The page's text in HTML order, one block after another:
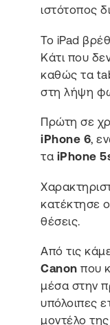
ιστότοπος
Το iPad
Κάτι που
καθώς τα
στη λήψη
Πρώτη σε
iPhone 6,
τα iPhone
κατέκτησε
θέσεις.
Από τις
Canon που
μέσα στην
υπόλοιπες
μοντέλο της